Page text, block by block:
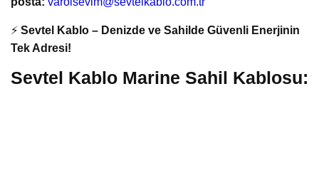
⚡ Sevtel Kablo – Denizde ve Sahilde Güvenli Enerjinin
Tek Adresi!
Sevtel Kablo Marine Sahil Kablosu: